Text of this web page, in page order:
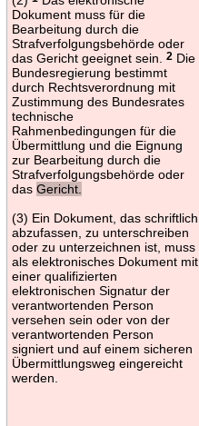
Dokument muss für die
Bearbeitung durch die
Strafverfolgungsbehörde oder
das Gericht geeignet sein.
2Die
Bundesregierung bestimmt
durch Rechtsverordnung mit
Zustimmung des Bundesrates
technische
Rahmenbedingungen für die
Übermittlung und die Eignung
zur Bearbeitung durch die
Strafverfolgungsbehörde oder
das Gericht.
(3) Ein Dokument, das schriftlich
abzufassen, zu unterschreiben
oder zu unterzeichnen ist, muss
als elektronisches Dokument mit
einer qualifizierten
elektronischen Signatur der
verantwortenden Person
versehen sein oder von der
verantwortenden Person
signiert und auf einem sicheren
Übermittlungsweg eingereicht
werden.